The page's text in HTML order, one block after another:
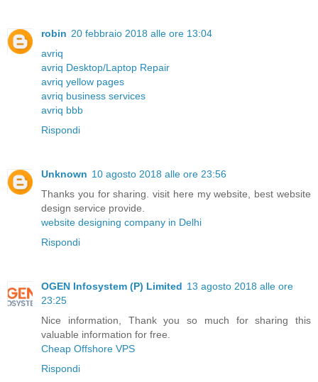
robin 20 febbraio 2018 alle ore 13:04
avriq
avriq Desktop/Laptop Repair
avriq yellow pages
avriq business services
avriq bbb
Rispondi
Unknown 10 agosto 2018 alle ore 23:56
Thanks you for sharing. visit here my website, best website
design service provide.
website designing company in Delhi
Rispondi
OGEN Infosystem (P) Limited 13 agosto 2018 alle ore
23:25
Nice information, Thank you so much for sharing this
valuable information for free.
Cheap Offshore VPS
Rispondi